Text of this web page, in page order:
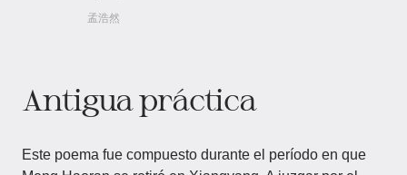
孟浩然
Antigua práctica
Este poema fue compuesto durante el período en que